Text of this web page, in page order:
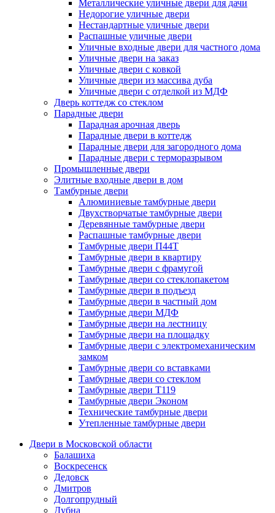
Металлические уличные двери для дачи
Недорогие уличные двери
Нестандартные уличные двери
Распашные уличные двери
Уличные входные двери для частного дома
Уличные двери на заказ
Уличные двери с ковкой
Уличные двери из массива дуба
Уличные двери с отделкой из МДФ
Дверь коттедж со стеклом
Парадные двери
Парадная арочная дверь
Парадные двери в коттедж
Парадные двери для загородного дома
Парадные двери с терморазрывом
Промышленные двери
Элитные входные двери в дом
Тамбурные двери
Алюминиевые тамбурные двери
Двухстворчатые тамбурные двери
Деревянные тамбурные двери
Распашные тамбурные двери
Тамбурные двери П44Т
Тамбурные двери в квартиру
Тамбурные двери с фрамугой
Тамбурные двери со стеклопакетом
Тамбурные двери в подъезд
Тамбурные двери в частный дом
Тамбурные двери МДФ
Тамбурные двери на лестницу
Тамбурные двери на площадку
Тамбурные двери с электромеханическим
замком
Тамбурные двери со вставками
Тамбурные двери со стеклом
Тамбурные двери Т119
Тамбурные двери Эконом
Технические тамбурные двери
Утепленные тамбурные двери
Двери в Московской области
Балашиха
Воскресенск
Дедовск
Дмитров
Долгопрудный
Дубна